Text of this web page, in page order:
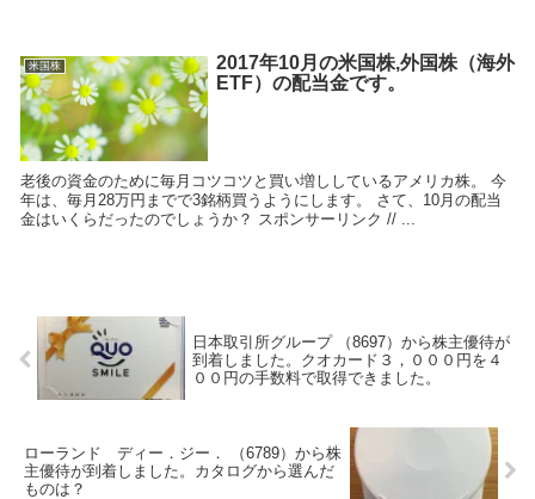
米国株
2017年10月の米国株,外国株（海外
ETF）の配当金です。
老後の資金のために毎月コツコツと買い増ししているアメリカ株。 今
年は、毎月28万円までで3銘柄買うようにします。 さて、10月の配当
金はいくらだったのでしょうか？ スポンサーリンク // ...
日本取引所グループ （8697）から株主優待が
到着しました。クオカード３，０００円を４
００円の手数料で取得できました。
ローランド ディー．ジー． （6789）から株
主優待が到着しました。カタログから選んだ
ものは？